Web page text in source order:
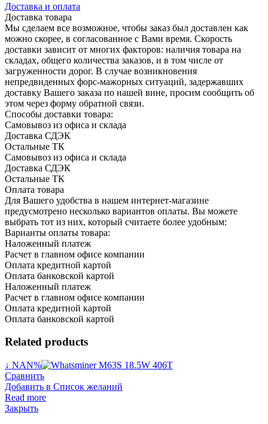
Доставка и оплата
Доставка товара
Мы сделаем все возможное, чтобы заказ был доставлен как
можно скорее, в согласованное с Вами время. Скорость
доставки зависит от многих факторов: наличия товара на
складах, общего количества заказов, и в том числе от
загруженности дорог. В случае возникновения
непредвиденных форс-мажорных ситуаций, задержавших
доставку Вашего заказа по нашей вине, просим сообщить об
этом через форму обратной связи.
Способы доставки товара:
Самовывоз из офиса и склада
Доставка СДЭК
Остальные ТК
Самовывоз из офиса и склада
Доставка СДЭК
Остальные ТК
Оплата товара
Для Вашего удобства в нашем интернет-магазине
предусмотрено несколько вариантов оплаты. Вы можете
выбрать тот из них, который считаете более удобным:
Варианты оплаты товара:
Наложенный платеж
Расчет в главном офисе компании
Оплата кредитной картой
Оплата банковской картой
Наложенный платеж
Расчет в главном офисе компании
Оплата кредитной картой
Оплата банковской картой
Related products
↓ NAN%
Сравнить
Добавить в Список желаний
Read more
Закрыть